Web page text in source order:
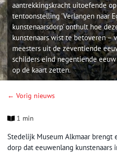
aantrekkingskracht uitoefende op
tentoonstelling 'Verlangen naar
kunstenaarsdorp' onthult hoe
kunstenaars wist te betoveren –
meesters uit de zeventiende
schilders eind negentiende
op de kaart zetten.
← Vorig nieuws
1 min
Stedelijk Museum Alkmaar brengt
dorp dat eeuwenlang kunstenaars